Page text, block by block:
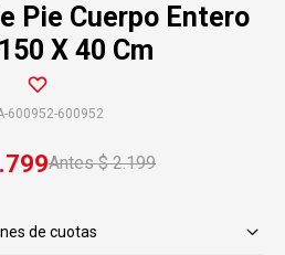
Pie Cuerpo Entero
X 40 Cm
600952-600952
$ 2.199
de cuotas